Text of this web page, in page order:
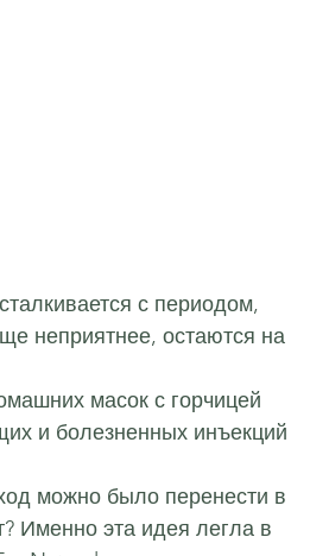
с периодом,
неприятнее, остаются на
масок с горчицей
и болезненных инъекций
можно было перенести в
Именно эта идея легла в